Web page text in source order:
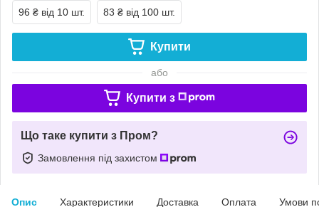
96 ₴ від 10 шт. 83 ₴ від 100 шт.
Купити
або
Купити з
Що таке купити з Пром?
Замовлення під захистом
Опис Характеристики Доставка Оплата Умови